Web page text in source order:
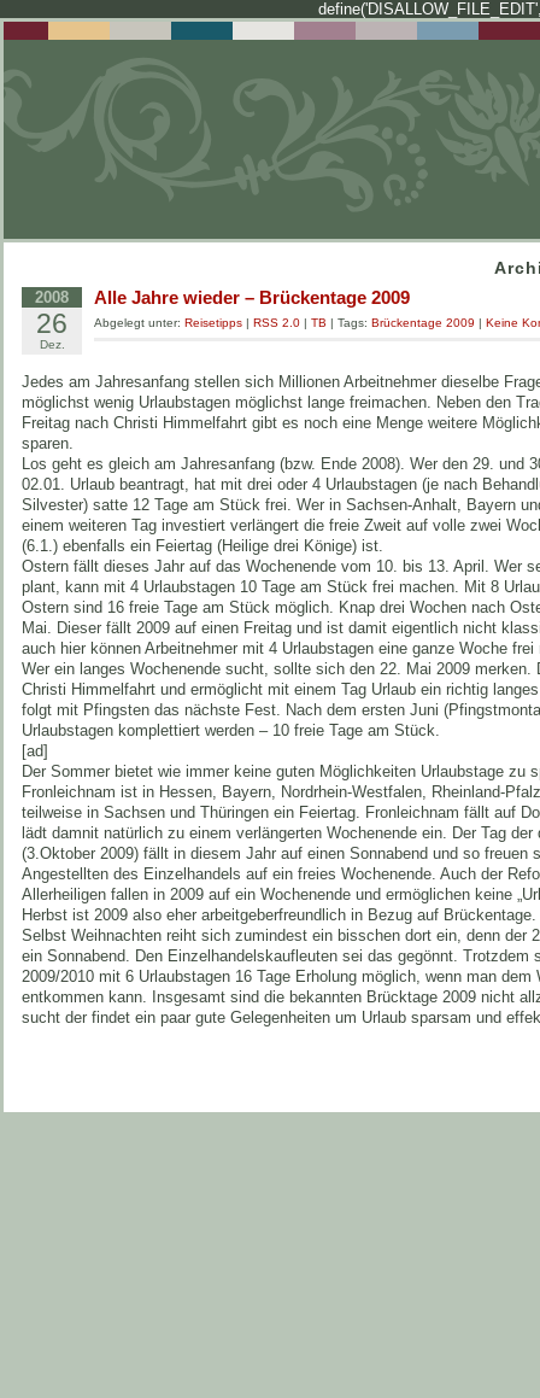
2008
26
Dez.
Alle Jahre wieder – Brückentage 2009
Abgelegt unter: Reisetipps | RSS 2.0 | TB | Tags: Brückentage 2009 | Keine
Jedes am Jahresanfang stellen sich Millionen Arbeitnehmer dieselbe
möglichst wenig Urlaubstagen möglichst lange freimachen. Neben den
Freitag nach Christi Himmelfahrt gibt es noch eine Menge weitere
sparen.
Los geht es gleich am Jahresanfang (bzw. Ende 2008). Wer den 29. und
02.01. Urlaub beantragt, hat mit drei oder 4 Urlaubstagen (je nach
Silvester) satte 12 Tage am Stück frei. Wer in Sachsen-Anhalt, Bayern
einem weiteren Tag investiert verlängert die freie Zweit auf volle zwei
(6.1.) ebenfalls ein Feiertag (Heilige drei Könige) ist.
Ostern fällt dieses Jahr auf das Wochenende vom 10. bis 13. April. Wer
plant, kann mit 4 Urlaubstagen 10 Tage am Stück frei machen. Mit 8
Ostern sind 16 freie Tage am Stück möglich. Knap drei Wochen nach
Mai. Dieser fällt 2009 auf einen Freitag und ist damit eigentlich nicht
auch hier können Arbeitnehmer mit 4 Urlaubstagen eine ganze Woche frei
Wer ein langes Wochenende sucht, sollte sich den 22. Mai 2009 merken.
Christi Himmelfahrt und ermöglicht mit einem Tag Urlaub ein richtig
folgt mit Pfingsten das nächste Fest. Nach dem ersten Juni
Urlaubstagen komplettiert werden – 10 freie Tage am Stück.
[ad]
Der Sommer bietet wie immer keine guten Möglichkeiten Urlaubstage zu
Fronleichnam ist in Hessen, Bayern, Nordrhein-Westfalen, Rheinland-
teilweise in Sachsen und Thüringen ein Feiertag. Fronleichnam fällt auf
lädt damnit natürlich zu einem verlängerten Wochenende ein. Der Tag
(3.Oktober 2009) fällt in diesem Jahr auf einen Sonnabend und so freuen
Angestellten des Einzelhandels auf ein freies Wochenende. Auch der
Allerheiligen fallen in 2009 auf ein Wochenende und ermöglichen keine
Herbst ist 2009 also eher arbeitgeberfreundlich in Bezug auf Brückentage.
Selbst Weihnachten reiht sich zumindest ein bisschen dort ein, denn der
ein Sonnabend. Den Einzelhandelskaufleuten sei das gegönnt. Trotzdem
2009/2010 mit 6 Urlaubstagen 16 Tage Erholung möglich, wenn man dem
entkommen kann. Insgesamt sind die bekannten Brücktage 2009 nicht
sucht der findet ein paar gute Gelegenheiten um Urlaub sparsam und